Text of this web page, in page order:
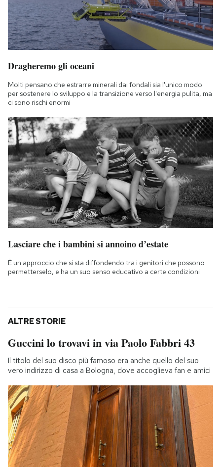
Dragheremo gli oceani
Molti pensano che estrarre minerali dai fondali sia l'unico modo
per sostenere lo sviluppo e la transizione verso l'energia pulita, ma
ci sono rischi enormi
Lasciare che i bambini si annoino d’estate
È un approccio che si sta diffondendo tra i genitori che possono
permetterselo, e ha un suo senso educativo a certe condizioni
ALTRE STORIE
Guccini lo trovavi in via Paolo Fabbri 43
Il titolo del suo disco più famoso era anche quello del suo
vero indirizzo di casa a Bologna, dove accoglieva fan e amici